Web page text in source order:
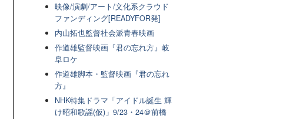
映像/演劇/アート/文化系クラウド
ファンディング[READYFOR発]
内山拓也監督社会派青春映画
作道雄監督映画『君の忘れ方』岐
阜ロケ
作道雄脚本・監督映画『君の忘れ
方』
NHK特集ドラマ「アイドル誕生 輝
け昭和歌謡(仮)」9/23・24＠前橋